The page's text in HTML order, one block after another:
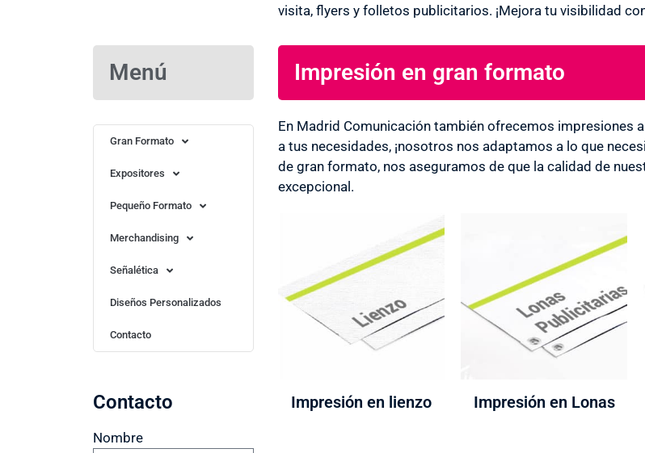
Rejas
IMPRESIÓN! Servicios de diseño
visita, flyers y folletos publicitarios. ¡Mejora tu visibilidad
Menú
Gran Formato
Expositores
Pequeño Formato
Merchandising
Señalética
Diseños Personalizados
Contacto
Contacto
Nombre
Impresión en gran formato
En Madrid Comunicación también ofrecemos impresiones
a tus necesidades, ¡nosotros nos adaptamos a lo que
de gran formato, nos aseguramos de que la calidad de
excepcional.
Impresión en lienzo Impresión en Lonas